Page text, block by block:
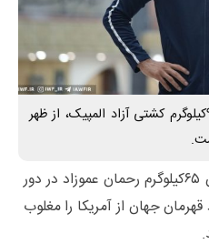
رقابت های نهایی اوزان ۶۵ و ۹۷کیلوگرم کشتی آزاد المپیک، از ظهر
به گزارش صدای کشتی، در وزن ۶۵کیلوگرم رحمان عموزاد در دور
زین ردرفورد قهرمان جهان از آمریکا را مغلوب